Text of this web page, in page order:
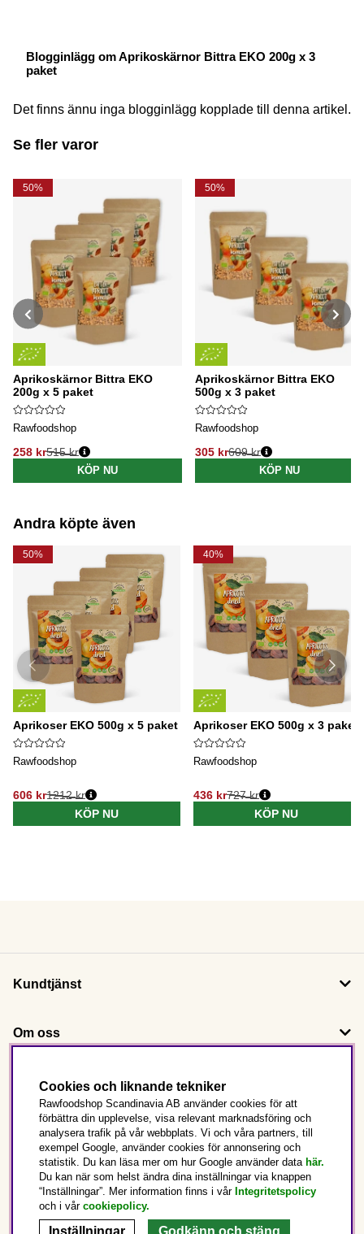
Blogginlägg om Aprikoskärnor Bittra EKO 200g x 3
paket
Det finns ännu inga blogginlägg kopplade till denna artikel.
Se fler varor
50%
Aprikoskärnor Bittra EKO
200g x 5 paket
Rawfoodshop
258 kr
Ordinarie pris:
515 kr
KÖP NU
50%
Aprikoskärnor Bittra EKO
500g x 3 paket
Rawfoodshop
305 kr
Ordinarie pris:
609 kr
KÖP NU
Andra köpte även
50%
Aprikoser EKO 500g x 5 paket
Rawfoodshop
606 kr1212 kr
KÖP NU
40%
Aprikoser EKO 500g x 3 paket
Rawfoodshop
436 kr727 kr
KÖP NU
Kundtjänst
Om oss
Följ oss
Det här är Rawfoodshop
Sverige
Cookies och liknande tekniker
Rawfoodshop Scandinavia AB använder cookies för att
förbättra din upplevelse, visa relevant marknadsföring och
analysera trafik på vår webbplats. Vi och våra partners, till
exempel Google, använder cookies för annonsering och
statistik. Du kan läsa mer om hur Google använder data här.
Du kan när som helst ändra dina inställningar via knappen
“Inställningar”. Mer information finns i vår Integritetspolicy
och i vår cookiepolicy.